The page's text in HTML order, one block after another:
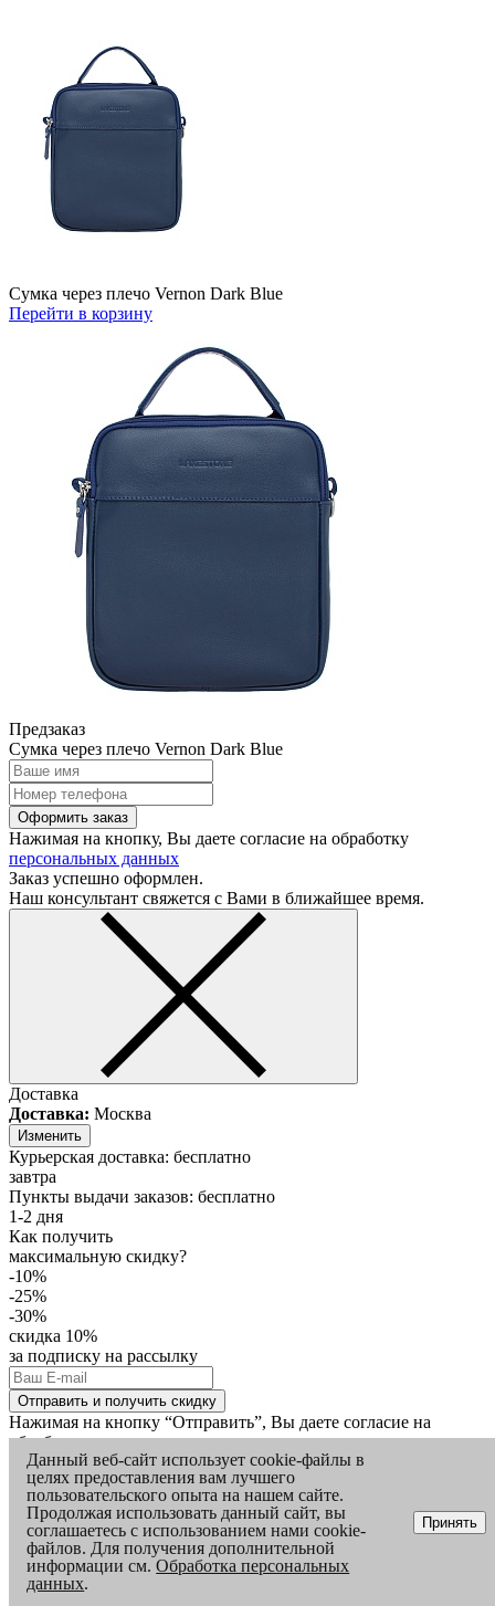
Сумка через плечо Vernon Dark Blue
Перейти в корзину
Предзаказ
Сумка через плечо Vernon Dark Blue
Оформить заказ
Нажимая на кнопку, Вы даете согласие на обработку
персональных данных
Заказ успешно оформлен.
Наш консультант свяжется с Вами в ближайшее время.
Доставка
Доставка: Москва
Изменить
Курьерская доставка: бесплатно
завтра
Пункты выдачи заказов: бесплатно
1-2 дня
Как получить
максимальную скидку?
-10%
-25%
-30%
скидка 10%
за подписку на рассылку
Отправить и получить скидку
Нажимая на кнопку “Отправить”, Вы даете согласие на
обработкуперсональных данных
Успешно!
Проверьте почту
Мы отправили промокод со скидкой10%на Вашу
электронную почту. Примените скидку при оформлении
заказа.
Данный веб-сайт использует cookie-файлы в
целях предоставления вам лучшего
пользовательского опыта на нашем сайте.
Продолжая использовать данный сайт, вы
соглашаетесь с использованием нами cookie-
файлов. Для получения дополнительной
информации см.Обработка персональных
данных.
Принять